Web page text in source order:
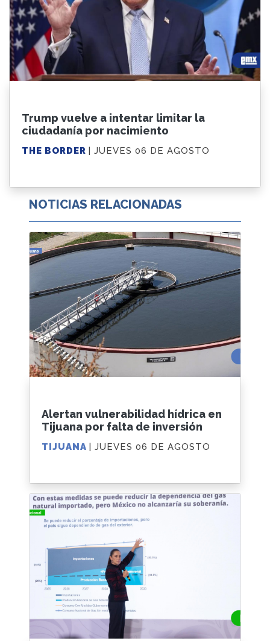
Trump vuelve a intentar limitar la
ciudadanía por nacimiento
THE BORDER | JUEVES 06 DE AGOSTO
NOTICIAS RELACIONADAS
Alertan vulnerabilidad hídrica en
Tijuana por falta de inversión
TIJUANA | JUEVES 06 DE AGOSTO